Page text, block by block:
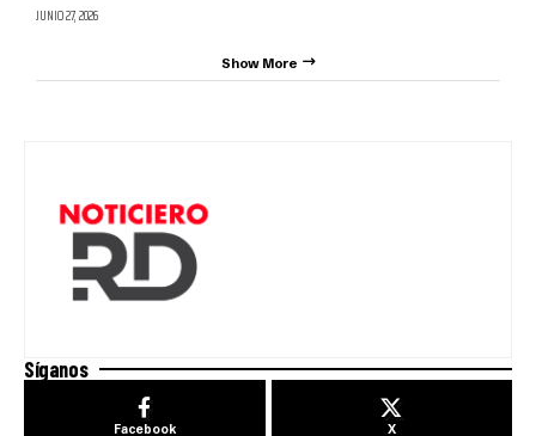
JUNIO 27, 2026
Show More
Síganos
Facebook X